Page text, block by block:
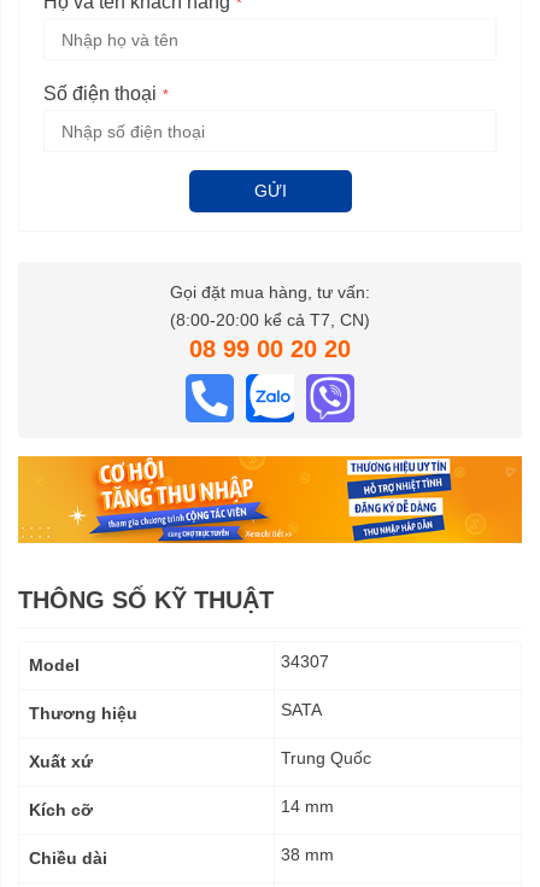
Số điện thoại
GỬI
Gọi đặt mua hàng, tư vấn:
(8:00-20:00 kể cả T7, CN)
08 99 00 20 20
THÔNG SỐ KỸ THUẬT
kỹ
Model 34307
Thương hiệu SATA
Xuất xứ Trung Quốc
Kích cỡ 14 mm
Chiều dài 38 mm